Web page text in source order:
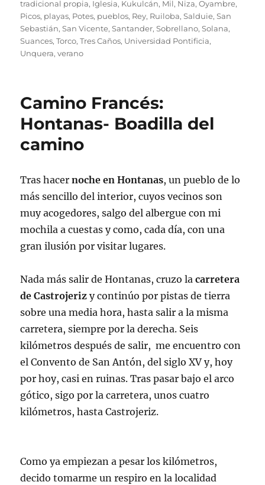
tradicional propia, Iglesia, Kukulcán, Mil, Niza,Oyambre,
Picos, playas, Potes, pueblos, Rey, Ruiloba,Salduie,San
Sebastián,San Vicente,Santander,Sobrellano,Solana,
Suances,Torco,Tres Caños, Universidad Pontificia,
Unquera,verano
Camino Francés:
Hontanas- Boadilla del
camino
Tras hacernoche en Hontanas, un pueblo de lo
más sencillo del interior, cuyos vecinos son
muy acogedores, salgo del albergue con mi
mochila a cuestas y como, cada día, con una
gran ilusión por visitar lugares.
Nada más salir de Hontanas, cruzo lacarretera
de Castrojeriz y continúo por pistas de tierra
sobre una media hora, hasta salir a la misma
carretera, siempre por la derecha. Seis
kilómetros después de salir, me encuentro con
el Convento de San Antón, del siglo XV y, hoy
por hoy, casi en ruinas. Tras pasar bajo el arco
gótico, sigo por la carretera, unos cuatro
kilómetros, hasta Castrojeriz.
Como ya empiezan a pesar los kilómetros,
decido tomarme un respiro en la localidad